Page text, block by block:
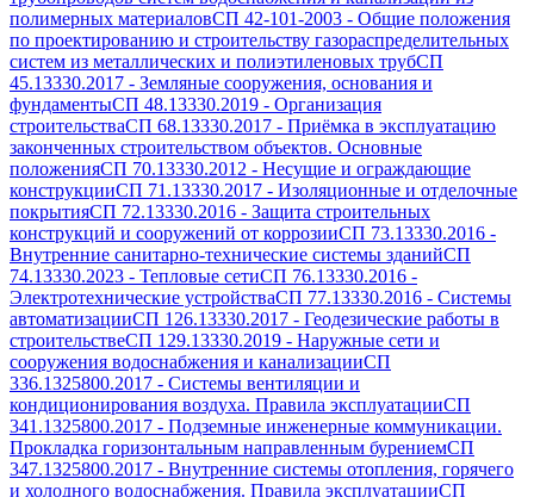
полимерных материаловСП 42-101-2003 - Общие положения
по проектированию и строительству газораспределительных
систем из металлических и полиэтиленовых трубСП
45.13330.2017 - Земляные сооружения, основания и
фундаментыСП 48.13330.2019 - Организация
строительстваСП 68.13330.2017 - Приёмка в эксплуатацию
законченных строительством объектов. Основные
положенияСП 70.13330.2012 - Несущие и ограждающие
конструкцииСП 71.13330.2017 - Изоляционные и отделочные
покрытияСП 72.13330.2016 - Защита строительных
конструкций и сооружений от коррозииСП 73.13330.2016 -
Внутренние санитарно-технические системы зданийСП
74.13330.2023 - Тепловые сетиСП 76.13330.2016 -
Электротехнические устройстваСП 77.13330.2016 - Системы
автоматизацииСП 126.13330.2017 - Геодезические работы в
строительствеСП 129.13330.2019 - Наружные сети и
сооружения водоснабжения и канализацииСП
336.1325800.2017 - Системы вентиляции и
кондиционирования воздуха. Правила эксплуатацииСП
341.1325800.2017 - Подземные инженерные коммуникации.
Прокладка горизонтальным направленным бурениемСП
347.1325800.2017 - Внутренние системы отопления, горячего
и холодного водоснабжения. Правила эксплуатацииСП